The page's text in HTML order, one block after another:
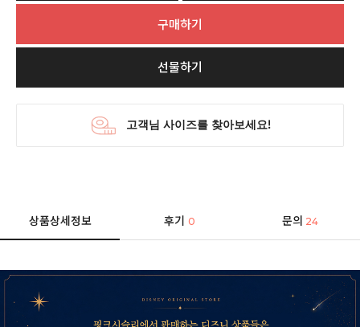
구매하기
선물하기
상품상세정보 후기0 문의 24